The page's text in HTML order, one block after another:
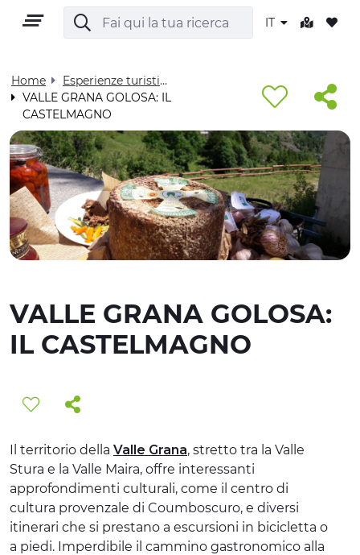
IT
TERRITORIO
CULTURA
NATURA E BENESSERE
EVENTI
OFFERTE
ACCOGLIENZA
Home
Esperienze turistiche - Visit Cuneese
VALLE GRANA GOLOSA: IL
CASTELMAGNO
VALLE GRANA GOLOSA:
IL CASTELMAGNO
Il territorio della Valle Grana, stretto tra la Valle
Stura e la Valle Maira, offre interessanti
approfondimenti culturali, come il centro di
cultura provenzale di Coumboscuro, e diversi
itinerari che si prestano a escursioni in bicicletta o
a piedi. Imperdibile il cammino gastronomico alla